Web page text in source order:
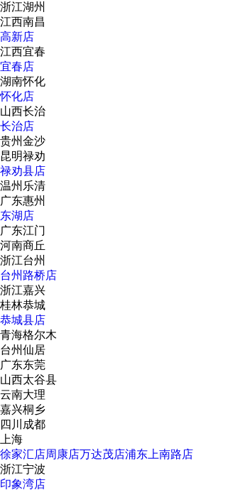
浙江湖州
江西南昌
高新店
江西宜春
宜春店
湖南怀化
怀化店
山西长治
长治店
贵州金沙
昆明禄劝
禄劝县店
温州乐清
广东惠州
东湖店
广东江门
河南商丘
浙江台州
台州路桥店
浙江嘉兴
桂林恭城
恭城县店
青海格尔木
台州仙居
广东东莞
山西太谷县
云南大理
嘉兴桐乡
四川成都
上海
徐家汇店周康店万达茂店浦东上南路店
浙江宁波
印象湾店